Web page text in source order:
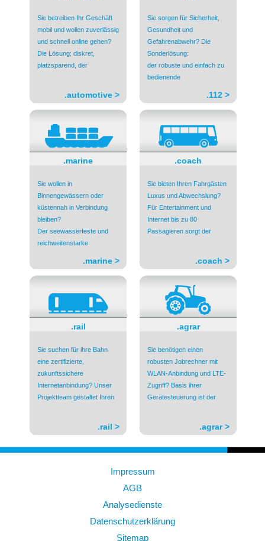
Sie betreiben Ihr Geschäft
mobil und wollen zuverlässig
und schnell online gehen?
Die Lösung: diskret,
platzsparend, der
.automotive >
Sie sorgen für Sicherheit,
Gesundheit und
Gefahrenabwehr? Die
Sonderlösung:
der robuste und einfach zu
bedienende
.112 >
.marine
Sie wollen in
Binnengewässern oder
küstennah in Verbindung
bleiben?
Der seewasserfeste und
reichweitenstarke
.marine >
.coach
Sie bieten Ihren Fahrgästen
Luxus und Abwechslung?
Für Entertainment und
Internet bis zu 80
Passagieren sorgt der
.coach >
.rail
Sie suchen für ihre Bahn
eine zertifizierte,
zukunftssichere
Internetanbindung? Unser
Projektteam gestaltet Ihren
.rail >
.agrar
Sie benötigen einen
robusten Jobrechner mit
WLAN-Anbindung und LTE-
Zugriff? Basis ihrer
Gerätesteuerung ist der
.agrar >
Impressum
AGB
Analysedienste
Datenschutzerklärung
Sitemap